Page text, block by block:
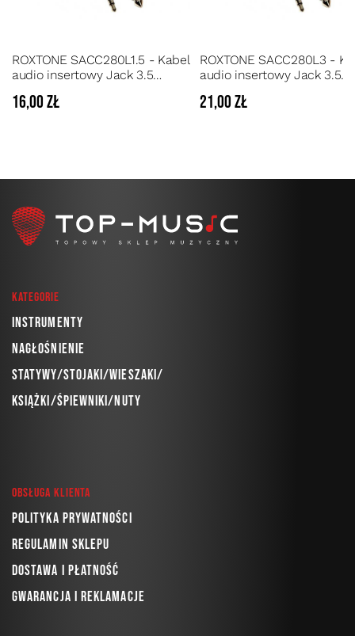
ROXTONE SACC280L1.5 - Kabel
audio insertowy Jack 3.5
długości 1,5m
16,00 zł
ROXTONE SACC280L3 - Kabel
audio insertowy Jack 3.5
długości 3 m
21,00 zł
Kategorie
Instrumenty
Nagłośnienie
Statywy/Stojaki/Wieszaki/
Książki/Śpiewniki/Nuty
Obsługa klienta
Polityka prywatności
Regulamin sklepu
Dostawa i płatność
Gwarancja i reklamacje